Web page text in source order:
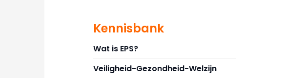
Kennisbank
Wat is EPS?
Veiligheid-Gezondheid-Welzijn